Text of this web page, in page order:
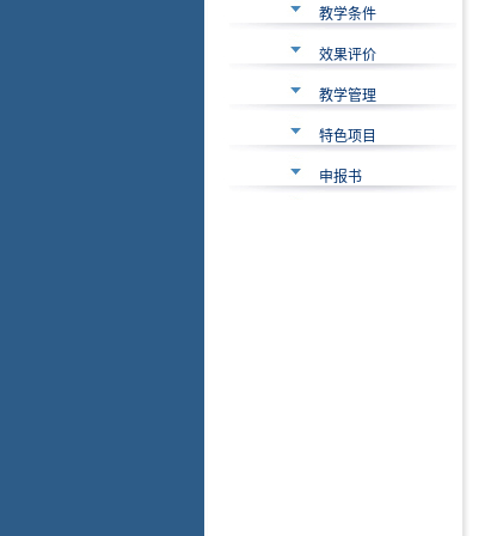
教学条件
效果评价
教学管理
特色项目
申报书